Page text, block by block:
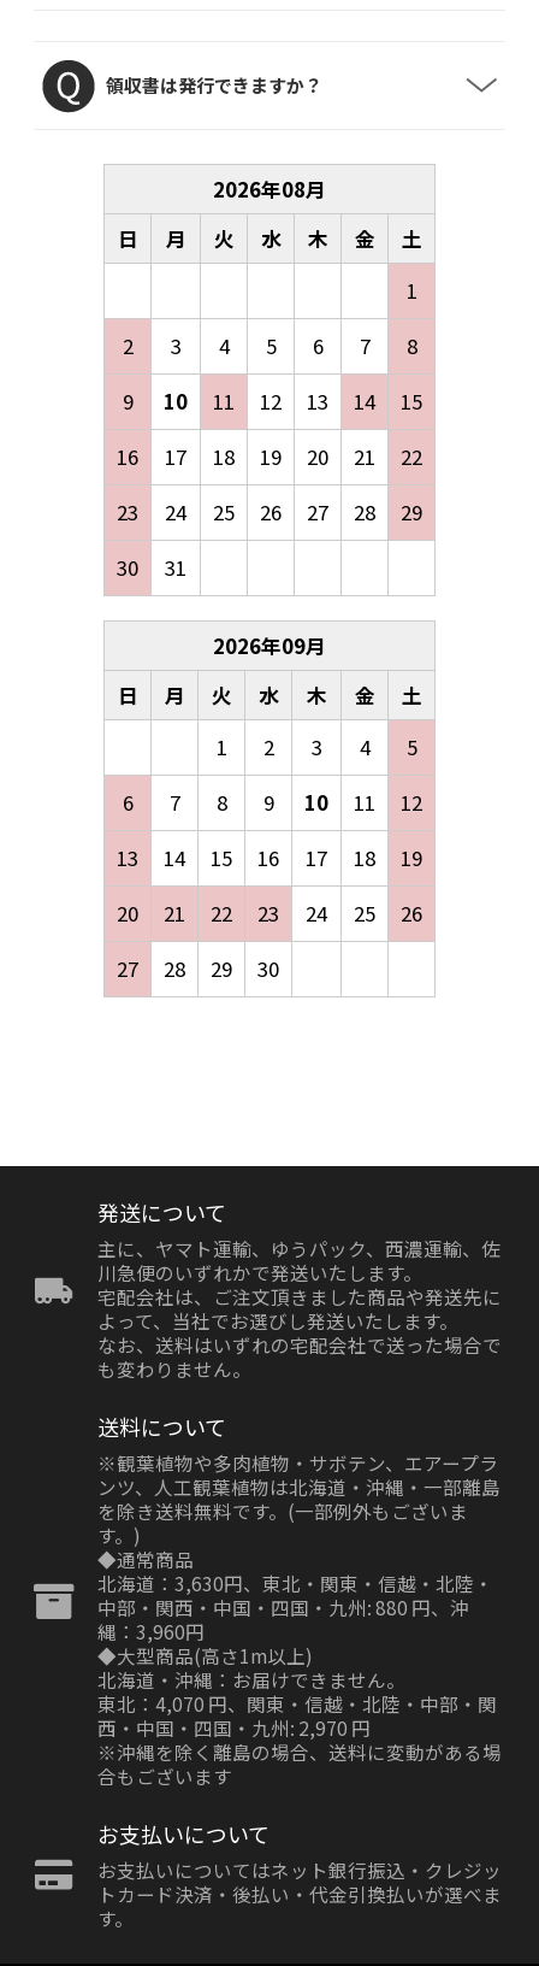
領収書は発行できますか？
2026年08月
日
月 火 水 木 金
土
1
2
3 4 5 6 7
8
9
10 11 12 13 14
15
16
17 18 19 20 21
22
23
24 25 26 27 28
29
30
31
2026年09月
日
月 火 水 木 金
土
1
2 3 4
5
6
7 8 9 10 11
12
13
14 15 16 17 18
19
20
21 22 23 24 25
26
27
28 29 30
発送について
主に、ヤマト運輸、ゆうパック、西濃運輸、佐
川急便のいずれかで発送いたします。
宅配会社は、ご注文頂きました商品や発送先に
よって、当社でお選びし発送いたします。
なお、送料はいずれの宅配会社で送った場合で
も変わりません。
送料について
※観葉植物や多肉植物・サボテン、エアープラ
ンツ、人工観葉植物は北海道・沖縄・一部離島
を除き送料無料です。(一部例外もございま
す。)
◆通常商品
北海道：3,630円、東北・関東・信越・北陸・
中部・関西・中国・四国・九州: 880 円、沖
縄：3,960円
◆大型商品(高さ1m以上)
北海道・沖縄：お届けできません。
東北：4,070 円、関東・信越・北陸・中部・関
西・中国・四国・九州: 2,970 円
※沖縄を除く離島の場合、送料に変動がある場
合もございます
お支払いについて
お支払いについてはネット銀行振込・クレジッ
トカード決済・後払い・代金引換払いが選べま
す。